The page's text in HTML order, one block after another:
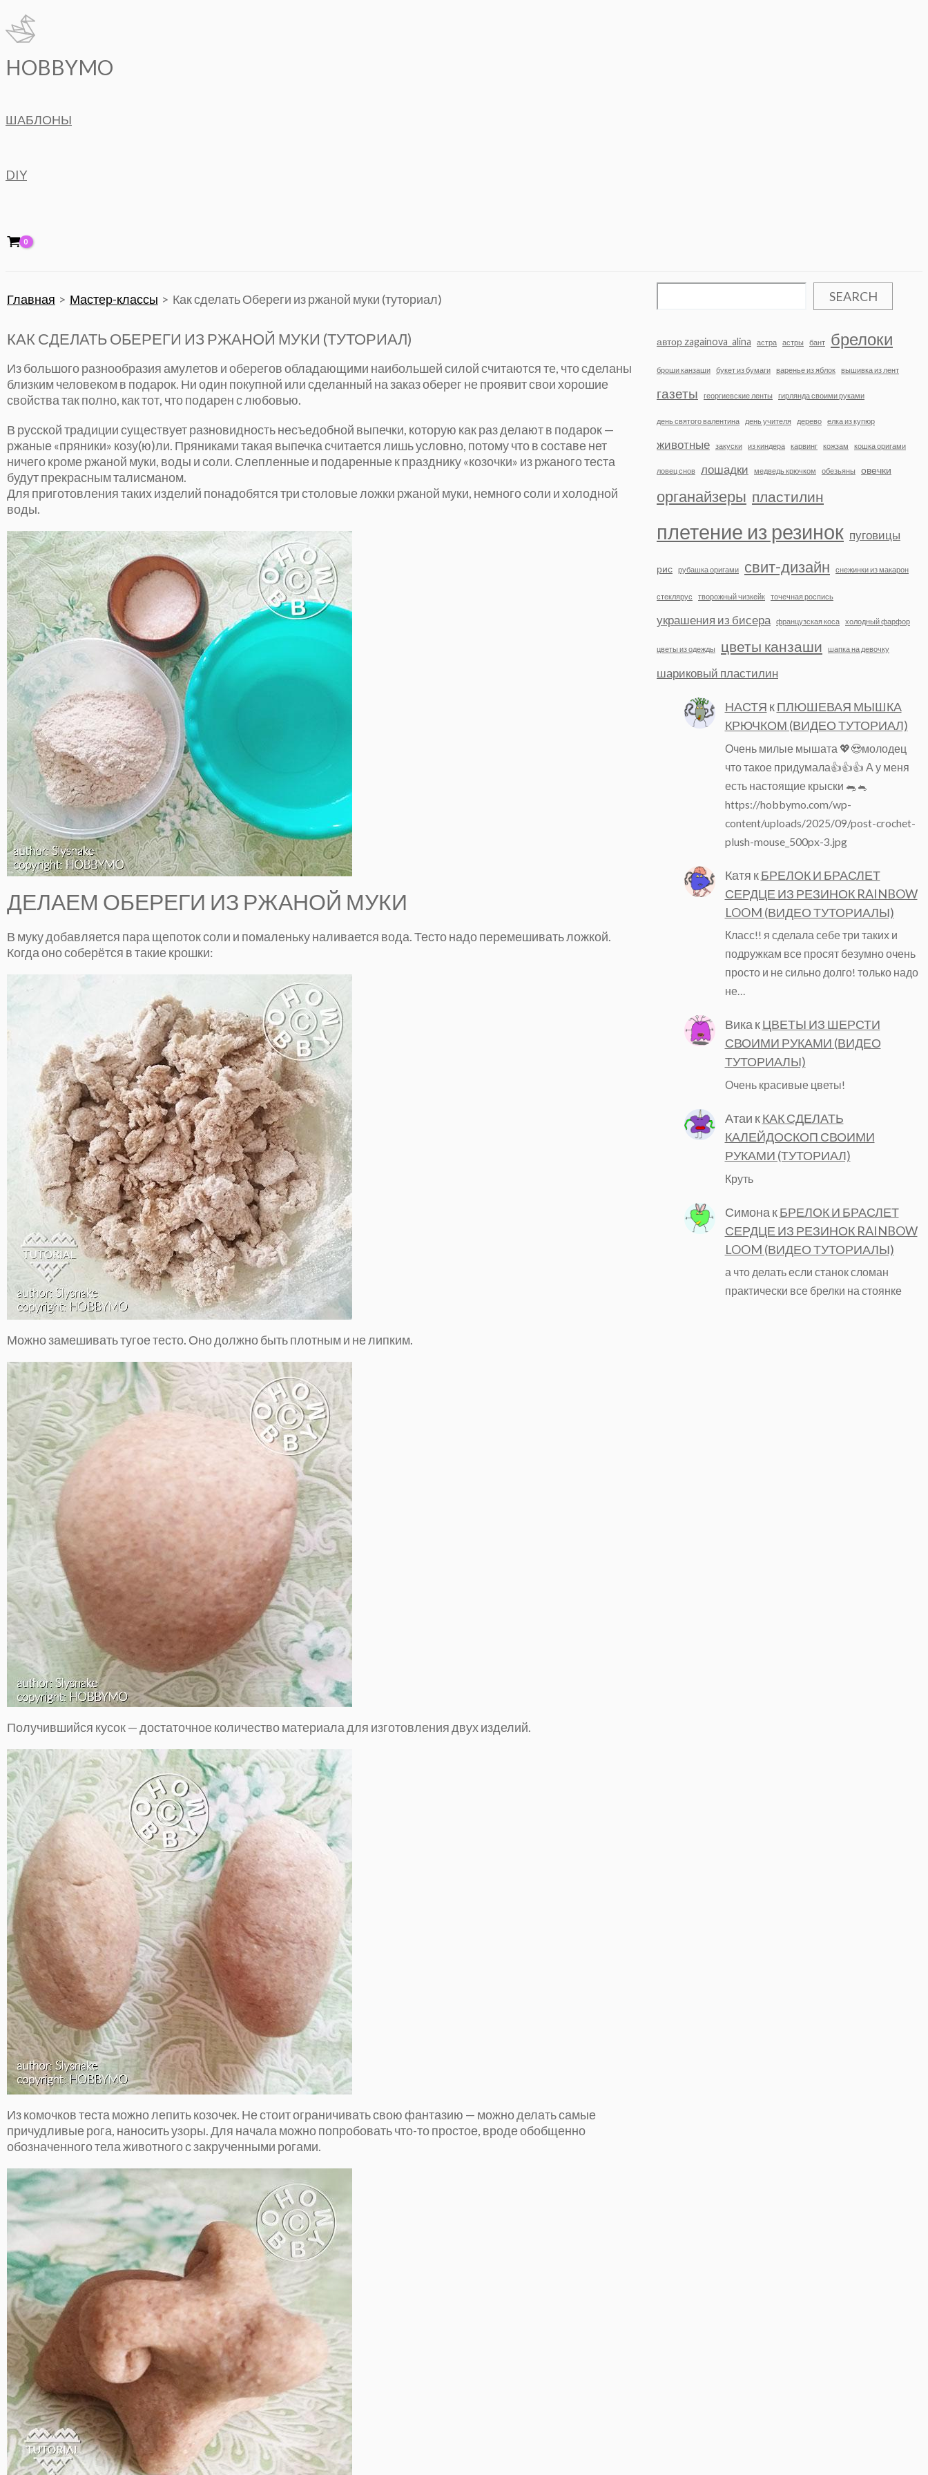
Перейти
к
содержимому
HOBBYMO
ШАБЛОНЫ
DIY
Главная Мастер-классы Как сделать Обереги из ржаной муки (туториал)
КАК СДЕЛАТЬ ОБЕРЕГИ ИЗ РЖАНОЙ МУКИ (ТУТОРИАЛ)
Из большого разнообразия амулетов и оберегов обладающими наибольшей силой считаются те, что сделаны
близким человеком в подарок. Ни один покупной или сделанный на заказ оберег не проявит свои хорошие
свойства так полно, как тот, что подарен с любовью.
В русской традиции существует разновидность несъедобной выпечки, которую как раз делают в подарок —
ржаные «пряники» козу(ю)ли. Пряниками такая выпечка считается лишь условно, потому что в составе нет
ничего кроме ржаной муки, воды и соли. Слепленные и подаренные к празднику «козочки» из ржаного теста
будут прекрасным талисманом.
Для приготовления таких изделий понадобятся три столовые ложки ржаной муки, немного соли и холодной
воды.
ДЕЛАЕМ ОБЕРЕГИ ИЗ РЖАНОЙ МУКИ
В муку добавляется пара щепоток соли и помаленьку наливается вода. Тесто надо перемешивать ложкой.
Когда оно соберётся в такие крошки:
Можно замешивать тугое тесто. Оно должно быть плотным и не липким.
Получившийся кусок — достаточное количество материала для изготовления двух изделий.
Из комочков теста можно лепить козочек. Не стоит ограничивать свою фантазию — можно делать самые
причудливые рога, наносить узоры. Для начала можно попробовать что-то простое, вроде обобщенно
обозначенного тела животного с закрученными рогами.
SEARCH
автор zagainova_alina астра астры бант брелоки
броши канзаши букет из бумаги варенье из яблок вышивка из лент
газеты георгиевские ленты гирлянда своими руками
день святого валентина день учителя дерево елка из купюр
животные закуски из киндера карвинг кожзам кошка оригами
ловец снов лошадки медведь крючком обезьяны овечки
органайзеры пластилин
плетение из резинок пуговицы
рис рубашка оригами свит-дизайн снежинки из макарон
стеклярус творожный чизкейк точечная роспись
украшения из бисера французская коса холодный фарфор
цветы из одежды цветы канзаши шапка на девочку
шариковый пластилин
НАСТЯ кПЛЮШЕВАЯ МЫШКА
КРЮЧКОМ (ВИДЕО ТУТОРИАЛ)
Очень милые мышата 💖😍молодец
что такое придумала👍👍👍 А у меня
есть настоящие крыски 🐀🐁
https://hobbymo.com/wp-
content/uploads/2025/09/post-crochet-
plush-mouse_500px-3.jpg
Катя кБРЕЛОК И БРАСЛЕТ
СЕРДЦЕ ИЗ РЕЗИНОК RAINBOW
LOOM (ВИДЕО ТУТОРИАЛЫ)
Класс!! я сделала себе три таких и
подружкам все просят безумно очень
просто и не сильно долго! только надо
не…
ВикакЦВЕТЫ ИЗ ШЕРСТИ
СВОИМИ РУКАМИ (ВИДЕО
ТУТОРИАЛЫ)
Очень красивые цветы!
Атаи кКАК СДЕЛАТЬ
КАЛЕЙДОСКОП СВОИМИ
РУКАМИ (ТУТОРИАЛ)
Круть
Симона кБРЕЛОК И БРАСЛЕТ
СЕРДЦЕ ИЗ РЕЗИНОК RAINBOW
LOOM (ВИДЕО ТУТОРИАЛЫ)
а что делать если станок сломан
практически все брелки на стоянке